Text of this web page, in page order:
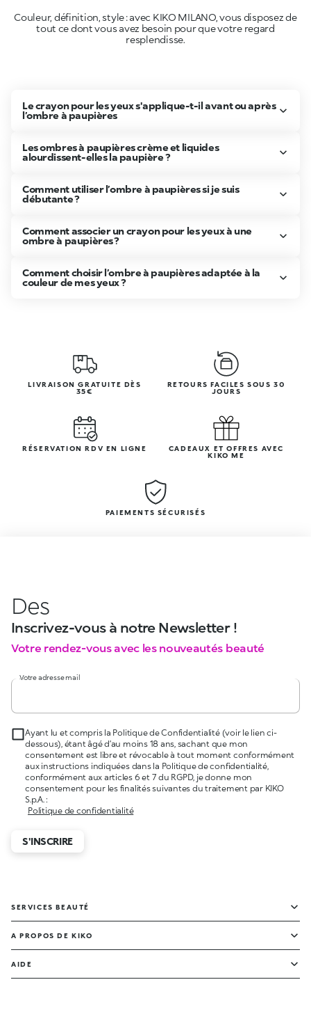
Couleur, définition, style : avec KIKO MILANO, vous disposez de
tout ce dont vous avez besoin pour que votre regard
resplendisse.
Le crayon pour les yeux s'applique-t-il avant ou après
l’ombre à paupières
Les ombres à paupières crème et liquides
alourdissent-elles la paupière ?
Comment utiliser l’ombre à paupières si je suis
débutante ?
Comment associer un crayon pour les yeux à une
ombre à paupières ?
Comment choisir l’ombre à paupières adaptée à la
couleur de mes yeux ?
LIVRAISON GRATUITE DÈS
35€
RETOURS FACILES SOUS 30
JOURS
RÉSERVATION RDV EN LIGNE
CADEAUX ET OFFRES AVEC
KIKO ME
PAIEMENTS SÉCURISÉS
Des
Inscrivez-vous à notre Newsletter !
Votre rendez-vous avec les nouveautés beauté
Votre adresse mail
Ayant lu et compris la Politique de Confidentialité (voir le lien ci-
dessous), étant âgé d’au moins 18 ans, sachant que mon
consentement est libre et révocable à tout moment conformément
aux instructions indiquées dans la Politique de confidentialité,
conformément aux articles 6 et 7 du RGPD, je donne mon
consentement pour les finalités suivantes du traitement par KIKO
S.p.A. :
Politique de confidentialité
S'INSCRIRE
SERVICES BEAUTÉ
A PROPOS DE KIKO
AIDE